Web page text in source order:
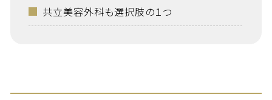
共立美容外科も選択肢の１つ